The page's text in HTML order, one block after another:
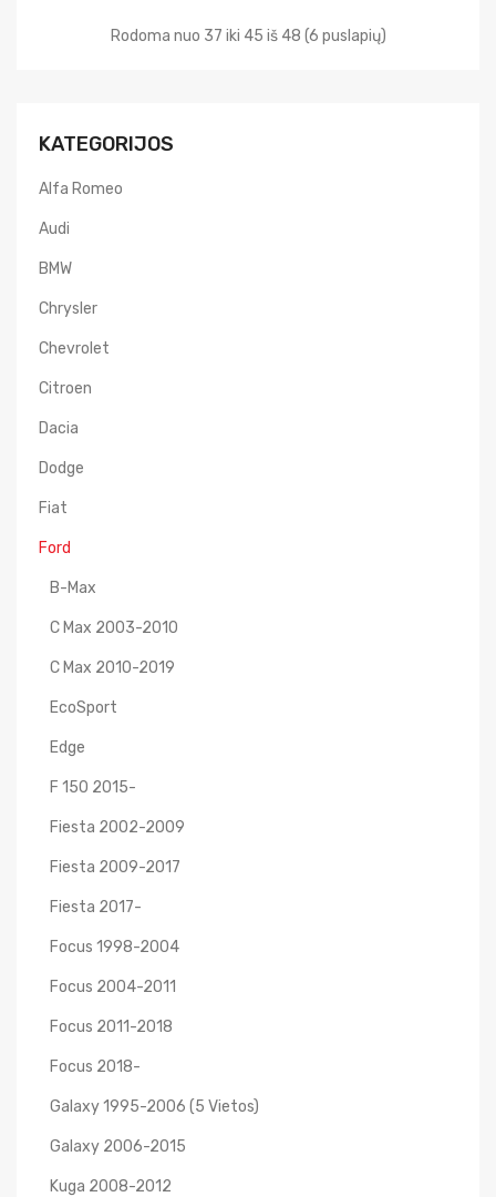
KATEGORIJOS
Alfa Romeo
Audi
BMW
Chrysler
Chevrolet
Citroen
Dacia
Dodge
Fiat
Ford
B-Max
C Max 2003-2010
C Max 2010-2019
EcoSport
Edge
F 150 2015-
Fiesta 2002-2009
Fiesta 2009-2017
Fiesta 2017-
Focus 1998-2004
Focus 2004-2011
Focus 2011-2018
Focus 2018-
Galaxy 1995-2006 (5 Vietos)
Galaxy 2006-2015
Kuga 2008-2012
Rodoma nuo 37 iki 45 iš 48 (6 puslapių)